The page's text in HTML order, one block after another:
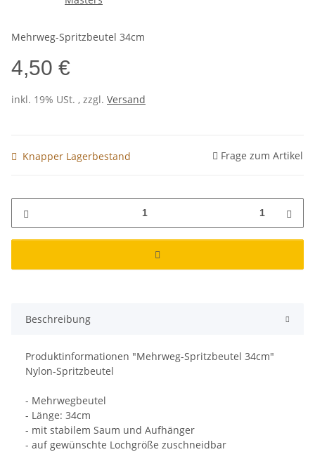
Mehrweg-Spritzbeutel 34cm
4,50 €
inkl. 19% USt. , zzgl. Versand
Knapper Lagerbestand Frage zum Artikel
1
Beschreibung
Produktinformationen "Mehrweg-Spritzbeutel 34cm"
Nylon-Spritzbeutel
- Mehrwegbeutel
- Länge: 34cm
- mit stabilem Saum und Aufhänger
- auf gewünschte Lochgröße zuschneidbar